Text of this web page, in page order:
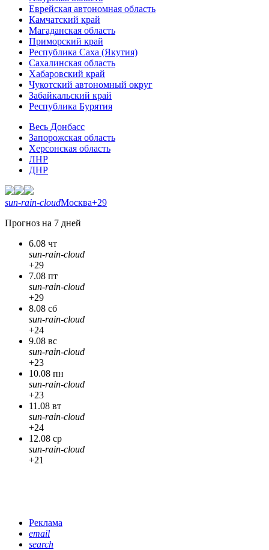
Еврейская автономная область
Камчатский край
Магаданская область
Приморский край
Республика Саха (Якутия)
Сахалинская область
Хабаровский край
Чукотский автономный округ
Забайкальский край
Республика Бурятия
Весь Донбасс
Запорожская область
Херсонская область
ЛНР
ДНР
sun-rain-cloudМосква+29
Прогноз на 7 дней
6.08 чт
sun-rain-cloud
+29
7.08 пт
sun-rain-cloud
+29
8.08 сб
sun-rain-cloud
+24
9.08 вс
sun-rain-cloud
+23
10.08 пн
sun-rain-cloud
+23
11.08 вт
sun-rain-cloud
+24
12.08 ср
sun-rain-cloud
+21
Реклама
email
search